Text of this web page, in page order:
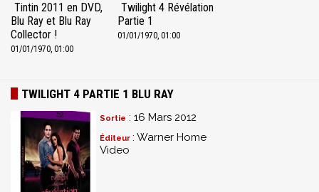
Tintin 2011 en DVD,
Blu Ray et Blu Ray
Collector !
01/01/1970, 01:00
Twilight 4 Révélation
Partie 1
01/01/1970, 01:00
TWILIGHT 4 PARTIE 1 BLU RAY
Sortie : 16 Mars 2012
Éditeur : Warner Home
Video